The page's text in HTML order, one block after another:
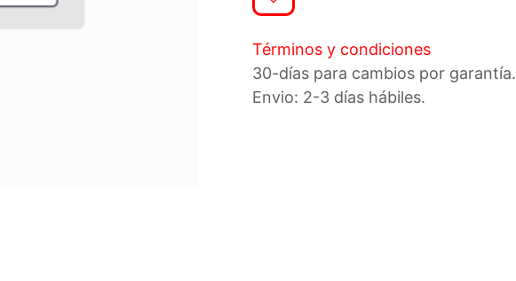
Términos y condiciones
30-días para cambios por garantía.
Envio: 2-3 días hábiles.